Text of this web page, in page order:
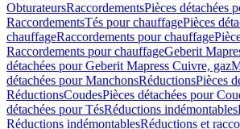
ObturateursRaccordementsPièces détachées
RaccordementsTés pour chauffagePièces
chauffageRaccordements pour chauffage
Raccordements pour chauffageGeberit
détachées pour Geberit Mapress Cuivre, gaz
détachées pour ManchonsRéductionsPièces
RéductionsCoudesPièces détachées pour
détachées pour TésRéductions indémontables
Réductions indémontablesRéductions et